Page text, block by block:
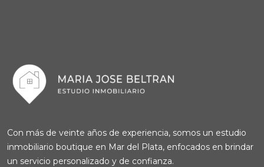
Con más de veinte años de experiencia, somos un estudio
inmobiliario boutique en Mar del Plata, enfocados en brindar
un servicio personalizado y de confianza.